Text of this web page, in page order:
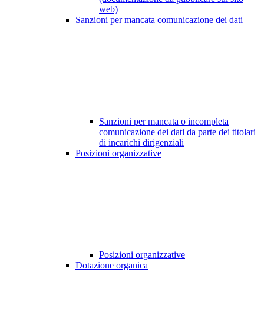
web)
Sanzioni per mancata comunicazione dei dati
Sanzioni per mancata o incompleta
comunicazione dei dati da parte dei titolari
di incarichi dirigenziali
Posizioni organizzative
Posizioni organizzative
Dotazione organica